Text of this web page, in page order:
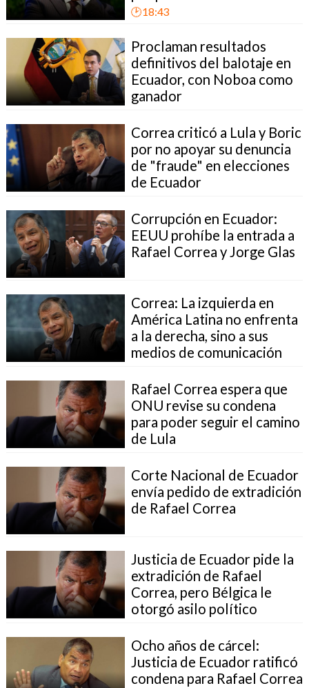
🕑18:43
Proclaman resultados
definitivos del balotaje en
Ecuador, con Noboa como
ganador
Correa criticó a Lula y Boric
por no apoyar su denuncia
de "fraude" en elecciones
de Ecuador
Corrupción en Ecuador:
EEUU prohíbe la entrada a
Rafael Correa y Jorge Glas
Correa: La izquierda en
América Latina no enfrenta
a la derecha, sino a sus
medios de comunicación
Rafael Correa espera que
ONU revise su condena
para poder seguir el camino
de Lula
Corte Nacional de Ecuador
envía pedido de extradición
de Rafael Correa
Justicia de Ecuador pide la
extradición de Rafael
Correa, pero Bélgica le
otorgó asilo político
Ocho años de cárcel:
Justicia de Ecuador ratificó
condena para Rafael Correa